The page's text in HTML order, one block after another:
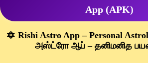
App (APK)
🔯 Rishi Astro App – Personal
அஸ்ட்ரோ ஆப் – தனிமனித